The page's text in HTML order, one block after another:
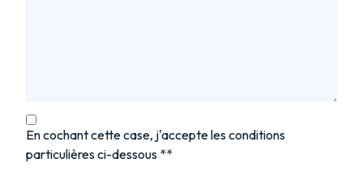
En cochant cette case, j'accepte les conditions
particulières ci-dessous **